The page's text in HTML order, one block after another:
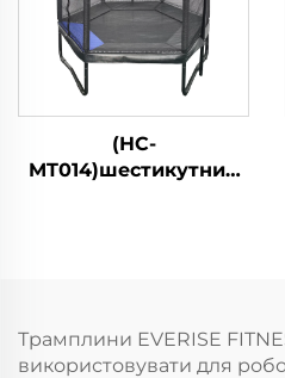
(HC-
MT014)шестикутний
Трамплини EVERISE
використовувати для